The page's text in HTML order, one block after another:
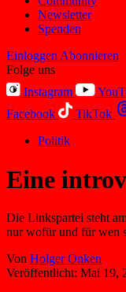
Newsletter
Spenden
Einloggen Abonnieren
Folge uns
Instagram
Facebook
TikTok
Politik
Eine
Die Linkspartei steht
nur wofür und für wen
Von Holger Onken
Veröffentlicht: Mai 19,